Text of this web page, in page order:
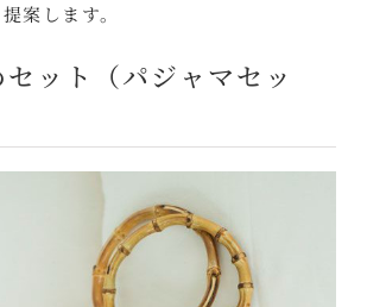
案します。
ット（パジャマセッ